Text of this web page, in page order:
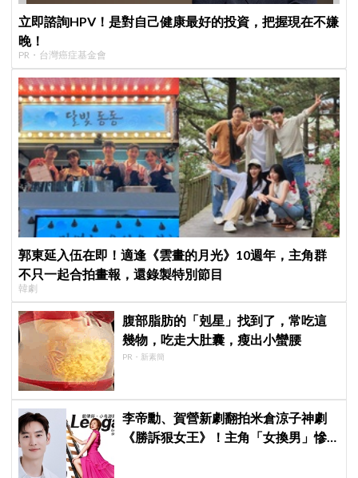
立即諮詢HPV！是對自己健康最好的投資，把握現在不嫌
晚！
PR・台灣癌症基金會
郭東延入伍在即！適逢《雲畫的月光》10週年，主角群
不只一起合拍畫報，還錄製特別節目
韓劇
腹部脂肪的「剋星」找到了，常吃這
幾物，吃走大肚囊，瘦出小蠻腰
PR・新素簡
李帝勳、賀營新劇翻拍米倉涼子神劇
《勝訴狠女王》！主角「女換男」慘